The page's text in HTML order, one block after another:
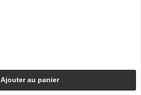
Ajouter au panier